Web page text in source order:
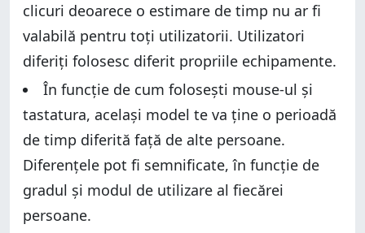
clicuri deoarece o estimare de timp nu ar fi
valabilă pentru toți utilizatorii. Utilizatori
diferiți folosesc diferit propriile echipamente.
În funcție de cum folosești mouse-ul și
tastatura, același model te va ține o perioadă
de timp diferită față de alte persoane.
Diferențele pot fi semnificate, în funcție de
gradul și modul de utilizare al fiecărei
persoane.